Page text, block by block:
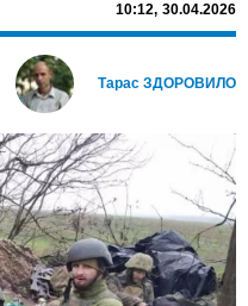
10:12, 30.04.2026
Тарас ЗДОРОВИЛО